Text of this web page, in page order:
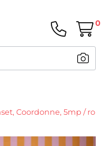
0
Coordonne, 5mp / rola